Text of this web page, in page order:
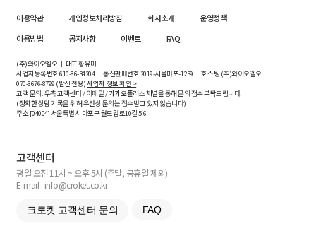
이용약관 개인정보처리방침 회사소개
운영정책
이용방법
공지사항 이벤트 FAQ
(주)와이오엘오 ㅣ 대표 황유미
사업자등록번호610-86-34204ㅣ 통신판매번호 2019-서울마포-1239 ㅣ 호스팅 (주)와이오엘오
070-8676-8799 (발신 전용)사업자 정보 확인 >
고객 문의: 우측 고객센터 / 이메일 / 카카오플러스 채널을 통해 문의 접수 부탁드립니다.
(정확한 상담 기록을 위해 유선상 문의는 접수받고 있지 않습니다)
주소 [04004] 서울특별시 마포구 월드컵로10길5-6
고객센터
평일 오전 11시 ~ 오후 5시 (주말, 공휴일 제외)
E-mail : info@croket.co.kr
크로켓 고객센터 문의 FAQ